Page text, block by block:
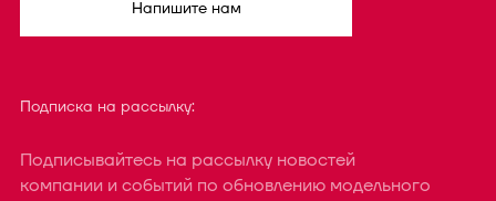
Напишите нам
Подписка на рассылку:
Подписывайтесь на рассылку новостей
компании и событий по обновлению модельного